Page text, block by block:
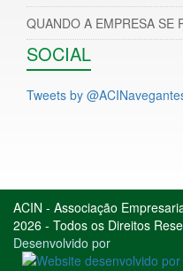
QUANDO A EMPRESA SE
SOCIAL
Tweets by
ACIN - Associação
2026 - Todos os Direitos
Desenvolvido por